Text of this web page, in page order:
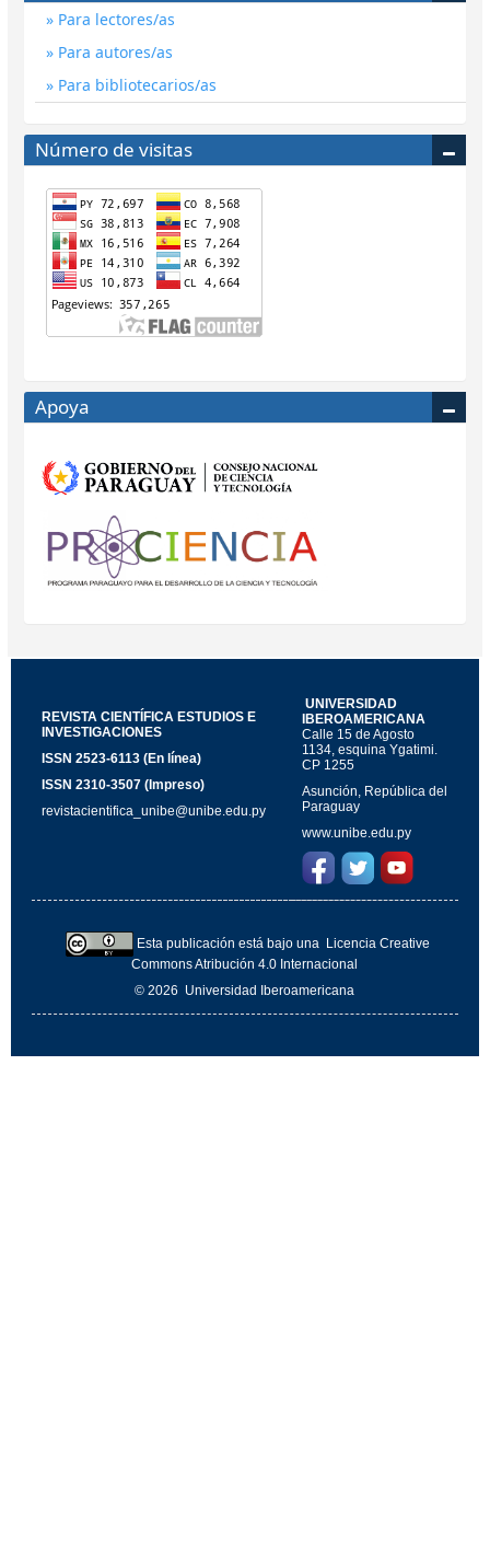
Para lectores/as
Para autores/as
Para bibliotecarios/as
Número de visitas
Apoya
REVISTA CIENTÍFICA ESTUDIOS E
INVESTIGACIONES
ISSN 2523-6113 (En línea)
ISSN 2310-3507 (Impreso)
revistacientifica_unibe@unibe.edu.py
UNIVERSIDAD
IBEROAMERICANA
Calle 15 de Agosto
1134, esquina Ygatimi.
CP 1255
Asunción, República del
Paraguay
www.unibe.edu.py
Esta publicación está bajo una Licencia Creative
Commons Atribución 4.0 Internacional
© 2026 Universidad Iberoamericana